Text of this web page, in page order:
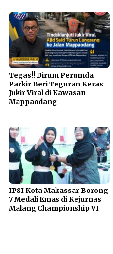
Tegas!! Dirum Perumda
Parkir Beri Teguran Keras
Jukir Viral di Kawasan
Mappaodang
IPSI Kota Makassar Borong
7 Medali Emas di Kejurnas
Malang Championship VI